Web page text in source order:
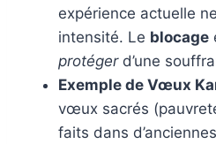
expérience actuelle
intensité. Le blocage
protégerd’une
Exemple de Vœux
vœux sacrés
faits dans